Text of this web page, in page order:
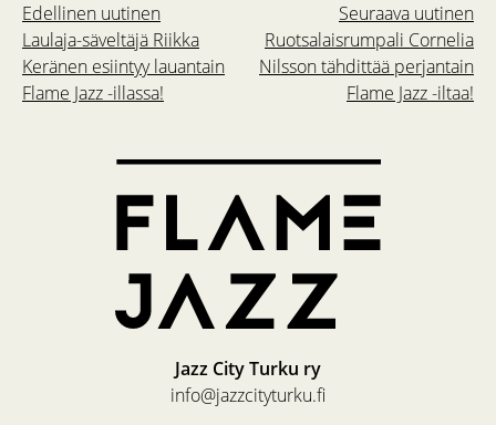
Seuraava uutinen
Ruotsalaisrumpali Cornelia
Nilsson tähdittää perjantain
Flame Jazz -iltaa!
Edellinen uutinen
Laulaja-säveltäjä Riikka
Keränen esiintyy lauantain
Flame Jazz -illassa!
Jazz City Turku ry
info@jazzcityturku.fi